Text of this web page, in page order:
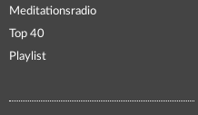
Meditationsradio
Top 40
Playlist